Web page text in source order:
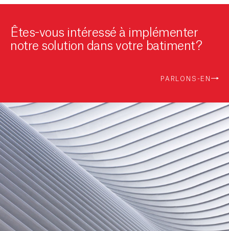
Êtes-vous intéressé à implémenter
notre solution dans votre batiment?
PARLONS-EN